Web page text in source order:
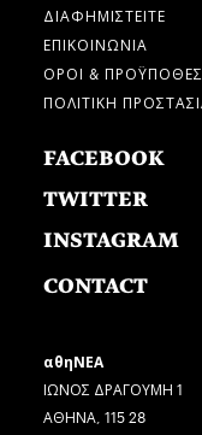
ΔΙΑΦΗΜΙΣΤΕΙΤΕ
ΕΠΙΚΟΙΝΩΝΙΑ
ΟΡΟΙ &
ΠΟΛΙΤΙΚΗ
FACEBOOK
TWITTER
INSTAGRAM
CONTACT
αθηΝΕΑ
ΙΩΝΟΣ ΔΡΑΓΟΥΜΗ 1
ΑΘΗΝΑ, 115 28